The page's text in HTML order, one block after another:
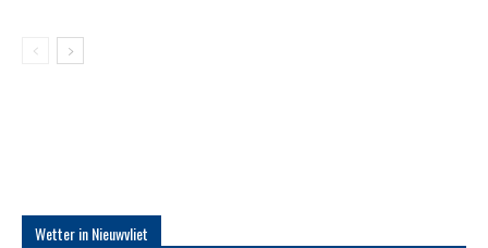
Wetter in Nieuwvliet